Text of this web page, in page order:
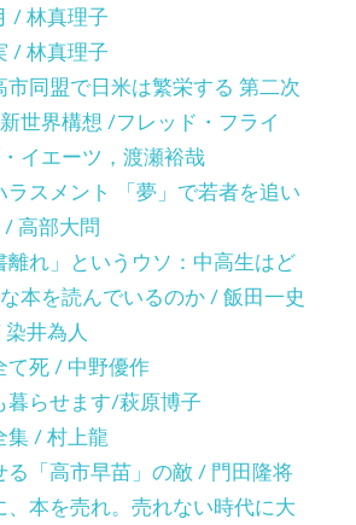
/ 林真理子
/ 林真理子
市同盟で日米は繁栄する 第二次
世界構想 /フレッド・フライ
イエーツ，渡瀬裕哉
ラスメント 「夢」で若者を追い
高部大問
離れ」というウソ：中高生はど
本を読んでいるのか / 飯田一史
井為人
て死 / 中野優作
暮らせます/萩原博子
集 / 村上龍
る「高市早苗」の敵 / 門田隆将
本を売れ。売れない時代に大